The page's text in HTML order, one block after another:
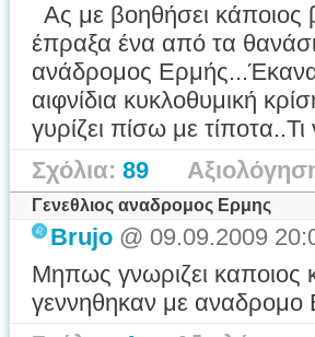
Ας με βοηθήσει κάποιος
έπραξα ένα από τα
ανάδρομος Ερμής...Έκανα
αιφνίδια κυκλοθυμική
γυρίζει πίσω με
Σχόλια: 89
Γενεθλιος αναδρομος Ερμης
Brujo @ 09.09.2009
Μηπως γνωριζει καποιος
γεννηθηκαν με